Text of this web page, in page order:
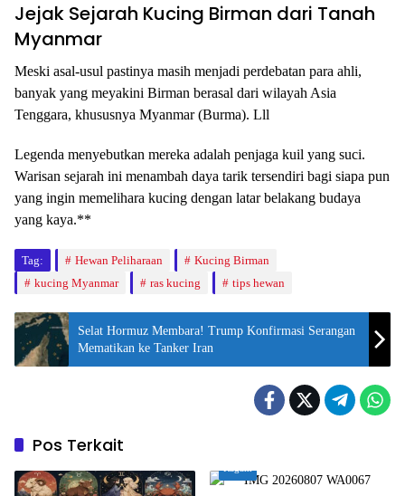
Jejak Sejarah Kucing Birman dari Tanah
Myanmar
Meski asal-usul pastinya masih menjadi perdebatan para ahli,
banyak yang meyakini Birman berasal dari wilayah Asia
Tenggara, khususnya Myanmar (Burma). Lll
Legenda menyebutkan mereka adalah penjaga kuil yang suci.
Warisan sejarah ini menambah daya tarik tersendiri bagi siapa pun
yang ingin memelihara kucing dengan latar belakang budaya
yang kaya.**
Tag: Hewan Peliharaan
Kucing Birman
kucing Myanmar
ras kucing tips hewan
Selat Hormuz Membara! Trump Konfirmasi Serangan
Mematikan ke Tanker Iran
Pos Terkait